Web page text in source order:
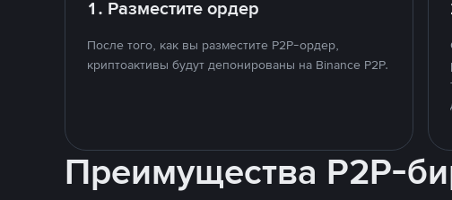
1. Разместите ордер
После того, как вы разместите P2P-ордер,
криптоактивы будут депонированы на Binance P2P.
Преимущества P2P-